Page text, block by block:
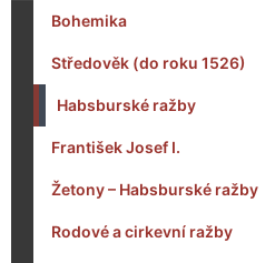
Bohemika
Středověk (do roku 1526)
Habsburské ražby
František Josef I.
Žetony – Habsburské ražby
Rodové a cirkevní ražby